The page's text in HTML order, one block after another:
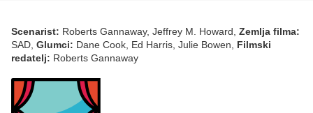
Scenarist: Roberts Gannaway, Jeffrey M. Howard, Zemlja filma:
SAD, Glumci: Dane Cook, Ed Harris, Julie Bowen, Filmski
redatelj: Roberts Gannaway